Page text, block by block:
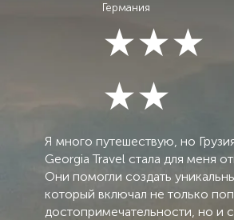
Германия
★★★
★★
Я много путешествую, но
Georgia Travel стала для меня
Они помогли создать
который включал не только
достопримечательности, но и